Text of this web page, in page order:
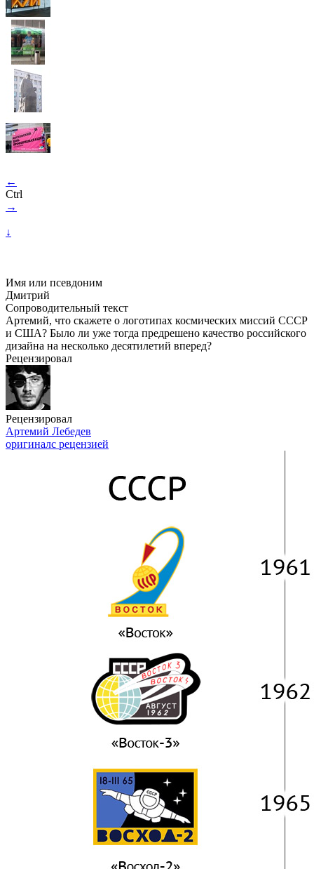
←
Ctrl
→
↓
Имя или псевдоним
Дмитрий
Сопроводительный текст
Артемий, что скажете о логотипах космических миссий СССР
и США? Было ли уже тогда предрешено качество российского
дизайна на несколько десятилетий вперед?
Рецензировал
Рецензировал
Артемий Лебедев
оригиналс рецензией